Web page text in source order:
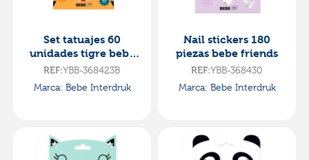
Set tatuajes 60
unidades tigre bebe
friends
REF:YBB-368423B
Marca: Bebe Interdruk
Nail stickers 180
piezas bebe friends
REF:YBB-368430
Marca: Bebe Interdruk